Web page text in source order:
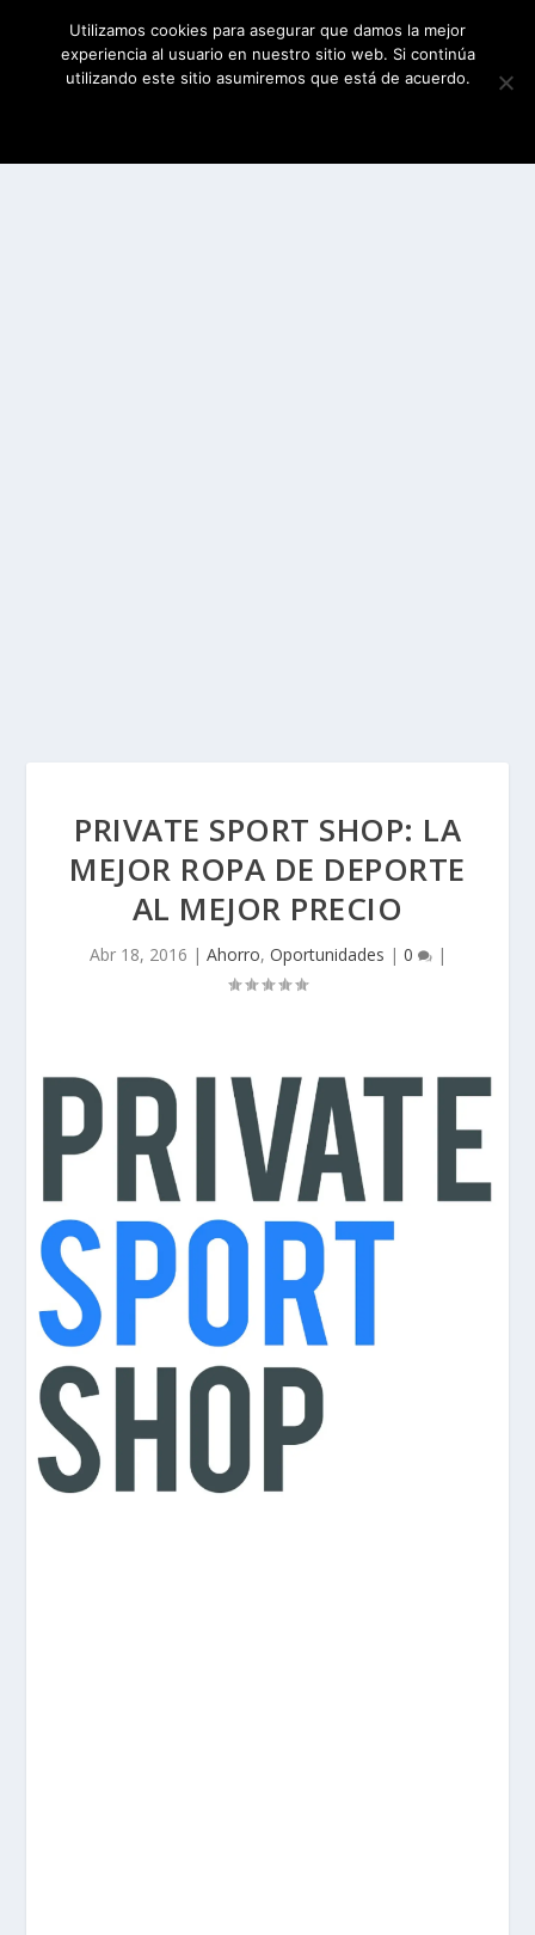
PRIVATE SPORT SHOP: LA
MEJOR ROPA DE DEPORTE
AL MEJOR PRECIO
Abr 18, 2016 | Ahorro, Oportunidades | 0 |
Utilizamos cookies para asegurar que damos la mejor
experiencia al usuario en nuestro sitio web. Si continúa
utilizando este sitio asumiremos que está de acuerdo.